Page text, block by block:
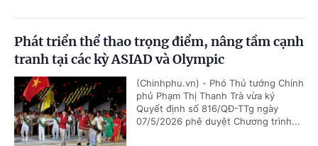
Phát triển thể thao trọng điểm, nâng tầm cạnh
tranh tại các kỳ ASIAD và Olympic
(Chinhphu.vn) - Phó Thủ tướng Chính
phủ Phạm Thị Thanh Trà vừa ký
Quyết định số 816/QĐ-TTg ngày
07/5/2026 phê duyệt Chương trình...